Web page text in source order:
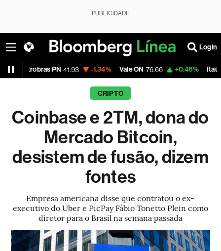
PUBLICIDADE
Login
41.93 -1.34% Vale ON 76.66 +0.46% Itaú PN 42.38
CRIPTO
Coinbase e 2TM, dona do
Mercado Bitcoin,
desistem de fusão, dizem
fontes
Empresa americana disse que contratou o ex-
executivo do Uber e PicPay Fábio Tonetto Plein como
diretor para o Brasil na semana passada